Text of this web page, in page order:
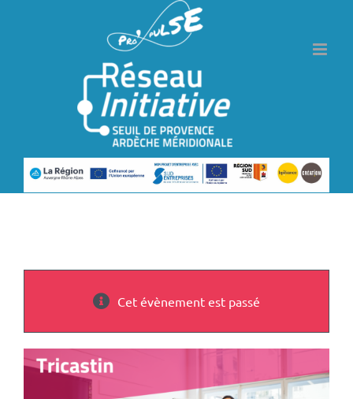
Cet évènement est passé